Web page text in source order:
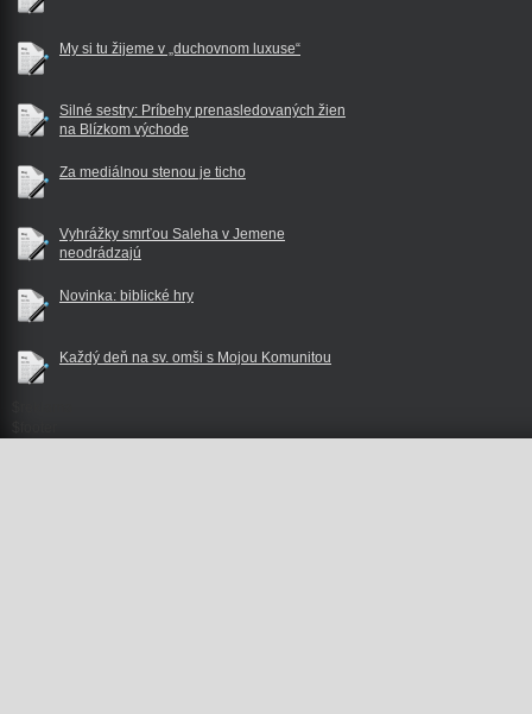
My si tu žijeme v „duchovnom luxuse“
Silné sestry: Príbehy prenasledovaných žien
na Blízkom východe
Za mediálnou stenou je ticho
Vyhrážky smrťou Saleha v Jemene
neodrádzajú
Novinka: biblické hry
Každý deň na sv. omši s Mojou Komunitou